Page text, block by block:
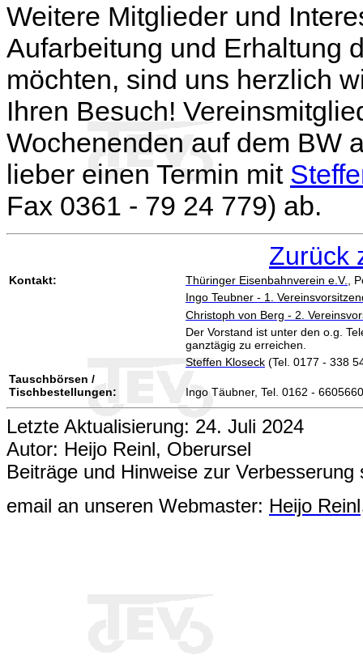
Weitere Mitglieder und
Aufarbeitung und Erhaltung
möchten, sind uns herzlich
Ihren Besuch!
Wochenenden auf dem BW
lieber einen Termin mit
Fax 0361 - 79 24 779) ab.
Zurück
Kontakt: Thüringer Eisenbahnverein e.V.
,
Ingo Teubner - 1.
Christoph von Berg - 2.
Der Vorstand ist unter den o.g.
ganztägig zu erreichen.
Steffen Kloseck (Tel. 0177 - 338
Tauschbörsen /
Tischbestellungen:
Ingo Täubner, Tel. 0162 -
Letzte Aktualisierung: 24. Juli 2024
Autor: Heijo Reinl, Oberursel
Beiträge und Hinweise zur
email an unseren Webmaster: Heijo Reinl